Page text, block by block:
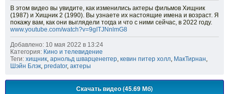
В этом видео вы увидите, как изменились актеры фильмов Хищник
(1987) и Хищник 2 (1990). Вы узнаете их настоящие имена и возраст. Я
покажу вам, как они выглядели тогда и что с ними сейчас, в 2022 году.
www.youtube.com/watch?v=9gITJNnlmG8
Добавлено: 10 мая 2022 в 13:24
Категория: Кино и телевидение
Теги: хищник, арнольд шварценеггер, кевин питер холл, МакТирнан,
Шэйн Блэк, predator, актеры
Скачать видео (45.69 Мб)